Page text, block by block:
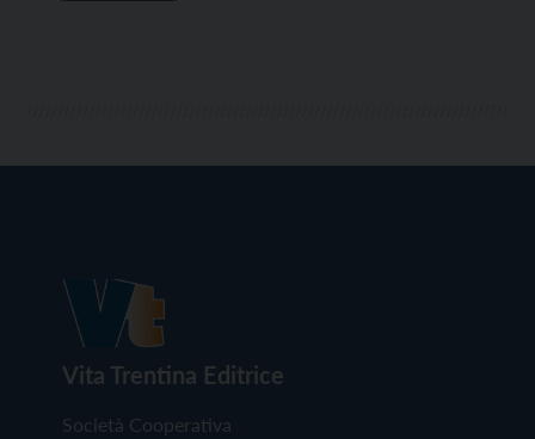
Vita Trentina Editrice
Società Cooperativa